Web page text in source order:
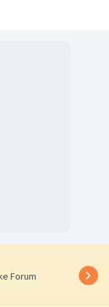
dalam
yang digunakan
Forum